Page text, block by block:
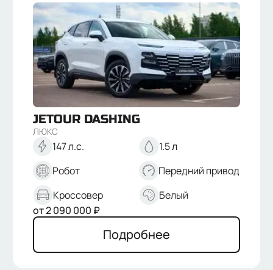
JETOUR DASHING
ЛЮКС
147 л.с.
1.5 л
Робот
Передний привод
Кроссовер
Белый
от2 090 000 ₽
Подробнее